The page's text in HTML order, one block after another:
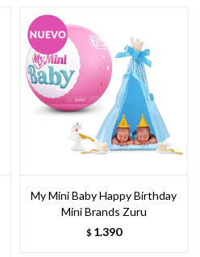
My Mini Baby Happy Birthday
Mini Brands Zuru
$ 1.390